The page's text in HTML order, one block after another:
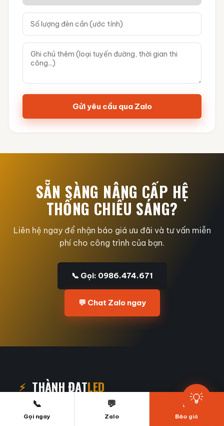
Gửi yêu cầu qua Zalo
SẴN SÀNG NÂNG CẤP HỆ
THỐNG CHIẾU SÁNG?
Liên hệ ngay để nhận báo giá ưu đãi và tư vấn miễn
phí cho công trình của bạn.
📞 Gọi: 0986.474.671
💬 Chat Zalo ngay
⚡ THÀNH ĐẠTLED
Đơn vị cung cấp giải pháp chiếu sáng LED uy tín, đồng hành
📞
Gọi ngay
💬
Zalo
📝
Báo giá
💡